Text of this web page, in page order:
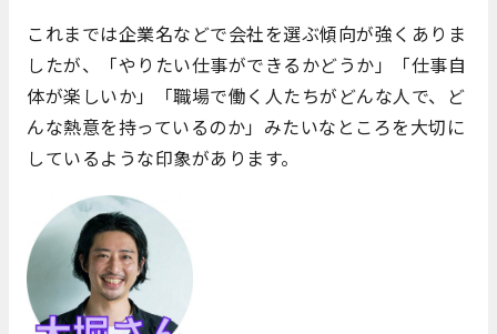
これまでは企業名などで会社を選ぶ傾向が強くありま
したが、「やりたい仕事ができるかどうか」「仕事自
体が楽しいか」「職場で働く人たちがどんな人で、ど
んな熱意を持っているのか」みたいなところを大切に
しているような印象があります。